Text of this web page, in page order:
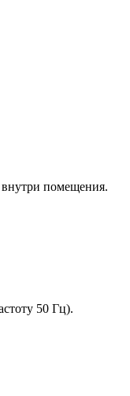
внутри помещения.
50 Гц).